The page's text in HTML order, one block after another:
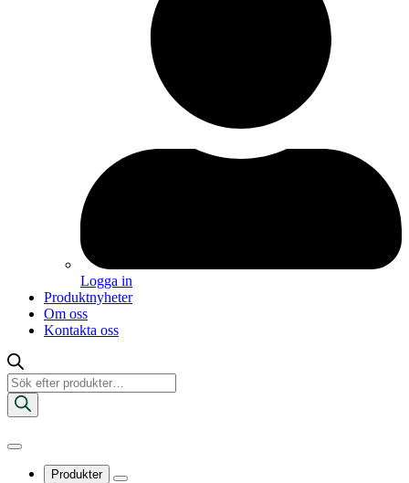
Logga in
Produktnyheter
Om oss
Kontakta oss
Produktsökning
Produkter